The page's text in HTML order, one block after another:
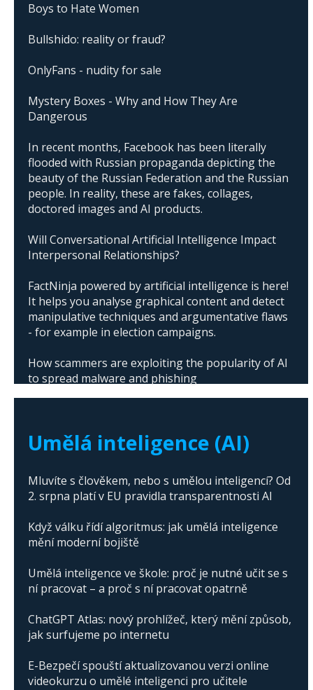
Boys to Hate Women
Bullshido: reality or fraud?
OnlyFans - nudity for sale
Mystery Boxes - Why and How They Are
Dangerous
In recent months, Facebook has been literally
flooded with Russian propaganda depicting the
beauty of the Russian Federation and the Russian
people. In reality, these are fakes, collages,
doctored images and AI products.
Will Conversational Artificial Intelligence Impact
Interpersonal Relationships?
FactNinja powered by artificial intelligence is here!
It helps you analyse graphical content and detect
manipulative techniques and argumentative flaws
- for example in election campaigns.
How scammers are exploiting the popularity of AI
to spread malware and phishing
Umělá inteligence (AI)
Mluvíte s člověkem, nebo s umělou inteligencí? Od
2. srpna platí v EU pravidla transparentnosti AI
Když válku řídí algoritmus: jak umělá inteligence
mění moderní bojiště
Umělá inteligence ve škole: proč je nutné učit se s
ní pracovat – a proč s ní pracovat opatrně
ChatGPT Atlas: nový prohlížeč, který mění způsob,
jak surfujeme po internetu
E-Bezpečí spouští aktualizovanou verzi online
videokurzu o umělé inteligenci pro učitele